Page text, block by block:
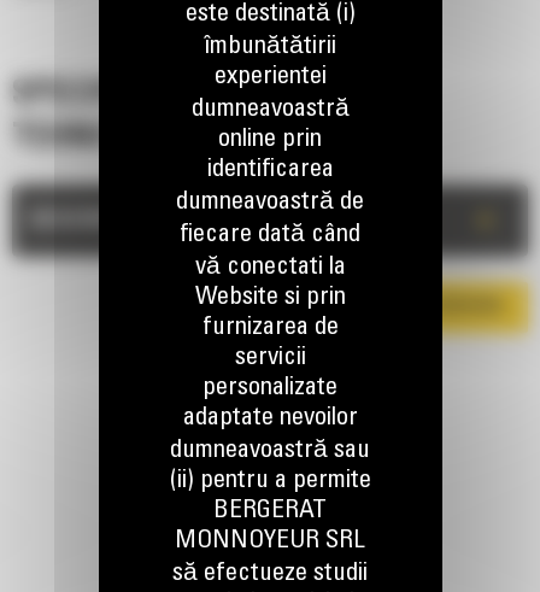
SPECIFICATII
TEHNICE
TINEM LEGATURA
este destinată (i)
îmbunătătirii
experientei
dumneavoastră
online prin
identificarea
dumneavoastră de
fiecare dată când
vă conectati la
Website si prin
furnizarea de
servicii
personalizate
adaptate nevoilor
dumneavoastră sau
(ii) pentru a permite
BERGERAT
MONNOYEUR SRL
să efectueze studii